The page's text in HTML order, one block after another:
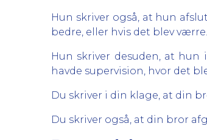
Hun skriver også, at hun
bedre, eller hvis det blev værre.
Hun skriver desuden, at
havde supervision, hvor det
Du skriver i din klage, at din
Du skriver også, at din bror